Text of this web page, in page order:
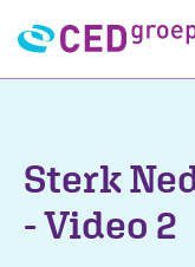
Sterk
- Video 2